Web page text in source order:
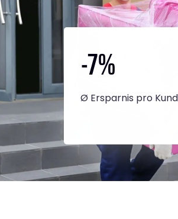
-7%
Ø Ersparnis pro